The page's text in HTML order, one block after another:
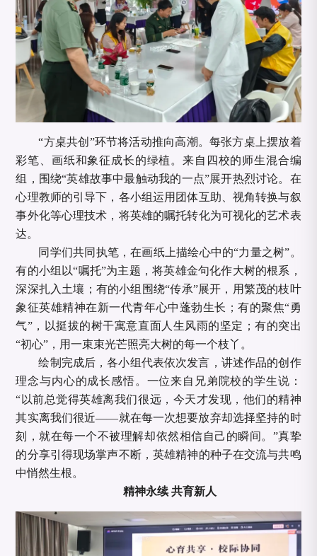
“方桌共创”环节将活动推向高潮。每张方桌上摆放着
彩笔、画纸和象征成长的绿植。来自四校的师生混合编
组，围绕“英雄故事中最触动我的一点”展开热烈讨论。在
心理教师的引导下，各小组运用团体互助、视角转换与叙
事外化等心理技术，将英雄的嘱托转化为可视化的艺术表
达。
同学们共同执笔，在画纸上描绘心中的“力量之树”。
有的小组以“嘱托”为主题，将英雄金句化作大树的根系，
深深扎入土壤；有的小组围绕“传承”展开，用繁茂的枝叶
象征英雄精神在新一代青年心中蓬勃生长；有的聚焦“勇
气”，以挺拔的树干寓意直面人生风雨的坚定；有的突出
“初心”，用一束束光芒照亮大树的每一个枝丫。
绘制完成后，各小组代表依次发言，讲述作品的创作
理念与内心的成长感悟。一位来自兄弟院校的学生说：
“以前总觉得英雄离我们很远，今天才发现，他们的精神
其实离我们很近——就在每一次想要放弃却选择坚持的时
刻，就在每一个不被理解却依然相信自己的瞬间。”真挚
的分享引得现场掌声不断，英雄精神的种子在交流与共鸣
中悄然生根。
精神永续 共育新人